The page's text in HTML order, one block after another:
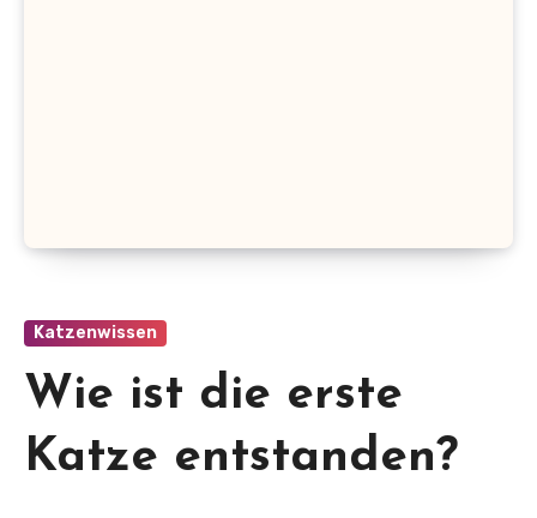
Katzenwissen
Wie ist die erste
Katze entstanden?